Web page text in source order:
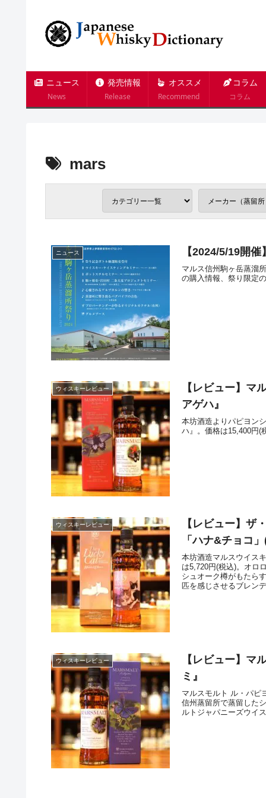
ニュース
News
発売情報
Release
オススメ
Recommend
コラム
コラム
mars
ニュース 【2024/5/19開
マルス信州駒ヶ岳蒸溜
の購入情報、祭り限定
ウィスキーレビュー
【レビュー】マ
アゲハ』
本坊酒造よりパピヨン
ハ』。価格は15,400円(
ウィスキーレビュー
【レビュー】ザ
「ハナ&チョコ
本坊酒造マルスウイス
は5,720円(税込)。オロ
シュオーク樽がもたら
匹を感じさせるブレン
ウィスキーレビュー
【レビュー】マ
ミ』
マルスモルト ル・パピ
信州蒸留所で蒸留した
ルトジャパニーズウイ